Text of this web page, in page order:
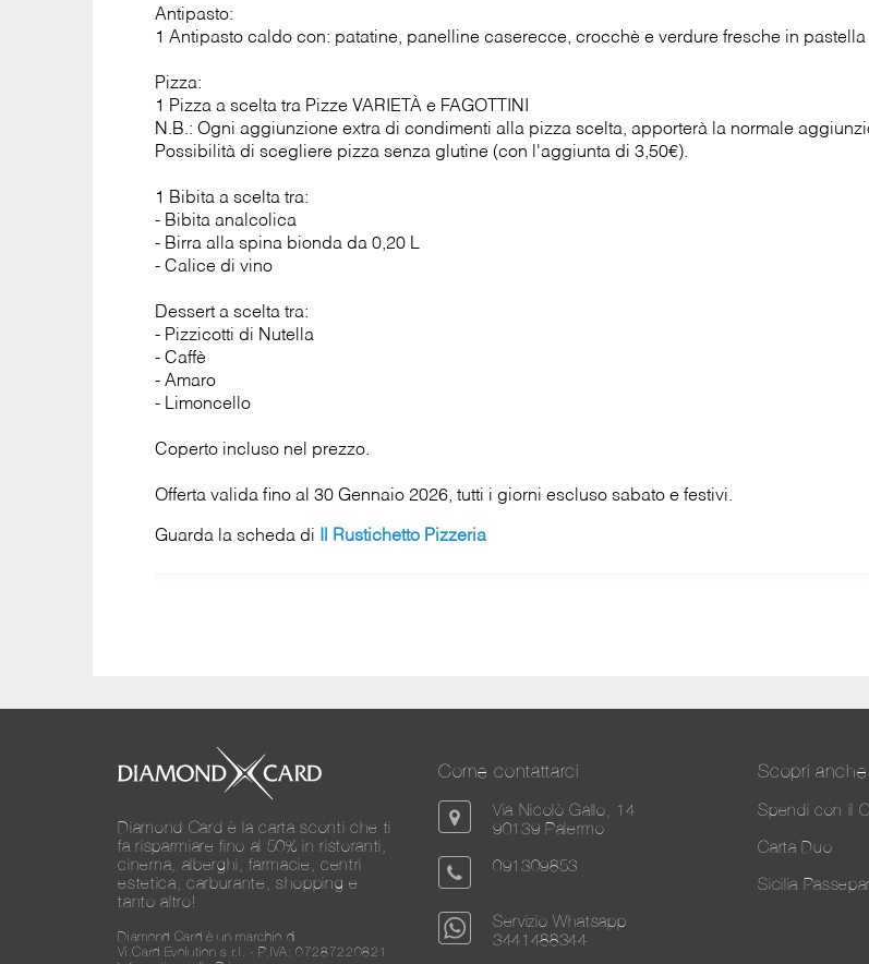
Antipasto:
1 Antipasto caldo con: patatine, panelline caserecce, crocchè e verdure fresche in pastella
Pizza:
1 Pizza a scelta tra Pizze VARIETÀ e FAGOTTINI
N.B.: Ogni aggiunzione extra di condimenti alla pizza scelta, apporterà la normale
Possibilità di scegliere pizza senza glutine (con l'aggiunta di 3,50€).
1 Bibita a scelta tra:
- Bibita analcolica
- Birra alla spina bionda da 0,20 L
- Calice di vino
Dessert a scelta tra:
- Pizzicotti di Nutella
- Caffè
- Amaro
- Limoncello
Coperto incluso nel prezzo.
Offerta valida fino al 30 Gennaio 2026, tutti i giorni escluso sabato e festivi.
Guarda la scheda di Il Rustichetto Pizzeria
Diamond Card è la carta sconti che ti
fa risparmiare fino al 50% in ristoranti,
cinema, alberghi, farmacie, centri
estetica, carburante, shopping e
tanto altro!
Diamond Card è un marchio di
Vi.Card Evolution s.r.l. - P.IVA: 07287220821
Come contattarci
Via Nicolò Gallo, 14
90139 Palermo
091309853
Servizio Whatsapp
3441488344
Scopri anche
Spendi con il
Carta Duo
Sicilia